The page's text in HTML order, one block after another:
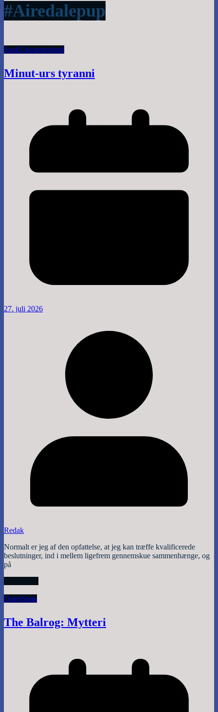
#Airedalepup
SnakUncategorized
Minut-urs tyranni
27. juli 2026
Redak
Normalt er jeg af den opfattelse, at jeg kan træffe kvalificerede
beslutninger, ind i mellem ligefrem gennemskue sammenhænge, og
på
DalesSnak
The Balrog: Mytteri